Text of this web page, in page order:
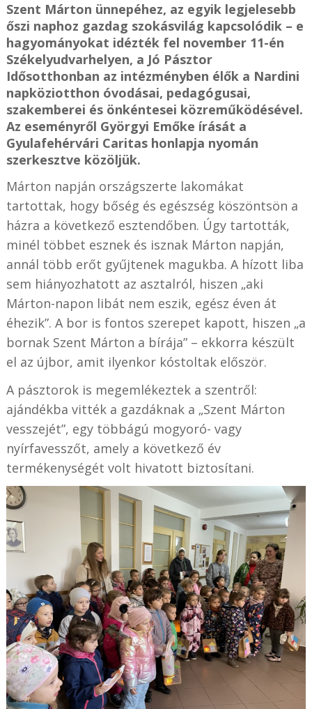
Szent Márton ünnepéhez, az egyik legjelesebb
őszi naphoz gazdag szokásvilág kapcsolódik – e
hagyományokat idézték fel november 11-én
Székelyudvarhelyen, a Jó Pásztor
Idősotthonban az intézményben élők a Nardini
napköziotthon óvodásai, pedagógusai,
szakemberei és önkéntesei közreműködésével.
Az eseményről Györgyi Emőke írását a
Gyulafehérvári Caritas honlapja nyomán
szerkesztve közöljük.
Márton napján országszerte lakomákat
tartottak, hogy bőség és egészség köszöntsön a
házra a következő esztendőben. Úgy tartották,
minél többet esznek és isznak Márton napján,
annál több erőt gyűjtenek magukba. A hízott liba
sem hiányozhatott az asztalról, hiszen „aki
Márton-napon libát nem eszik, egész éven át
éhezik”. A bor is fontos szerepet kapott, hiszen „a
bornak Szent Márton a bírája” – ekkorra készült
el az újbor, amit ilyenkor kóstoltak először.
A pásztorok is megemlékeztek a szentről:
ajándékba vitték a gazdáknak a „Szent Márton
vesszejét”, egy többágú mogyoró- vagy
nyírfavesszőt, amely a következő év
termékenységét volt hivatott biztosítani.